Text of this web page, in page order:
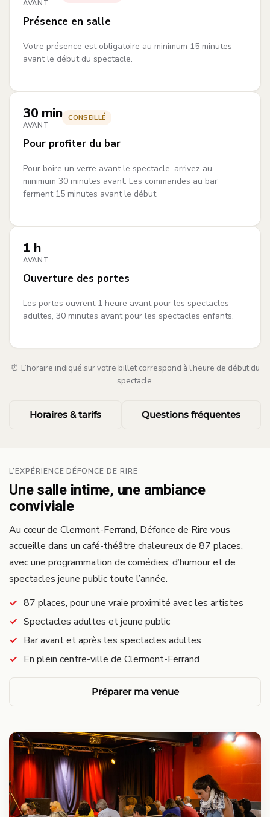
AVANT
Présence en salle
Votre présence est obligatoire au minimum 15 minutes
avant le début du spectacle.
30 min
AVANT
CONSEILLÉ
Pour profiter du bar
Pour boire un verre avant le spectacle, arrivez au
minimum 30 minutes avant. Les commandes au bar
ferment 15 minutes avant le début.
1 h
AVANT
Ouverture des portes
Les portes ouvrent 1 heure avant pour les spectacles
adultes, 30 minutes avant pour les spectacles enfants.
⏰ L’horaire indiqué sur votre billet correspond à l’heure de début du
spectacle.
Horaires & tarifs Questions fréquentes
L’EXPÉRIENCE DÉFONCE DE RIRE
Une salle intime, une ambiance
conviviale
Au cœur de Clermont-Ferrand, Défonce de Rire vous
accueille dans un café-théâtre chaleureux de 87 places,
avec une programmation de comédies, d’humour et de
spectacles jeune public toute l’année.
87 places, pour une vraie proximité avec les artistes
Spectacles adultes et jeune public
Bar avant et après les spectacles adultes
En plein centre-ville de Clermont-Ferrand
Préparer ma venue